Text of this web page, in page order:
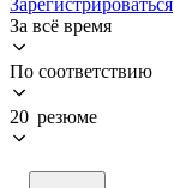
За всё время
По соответствию
20 резюме